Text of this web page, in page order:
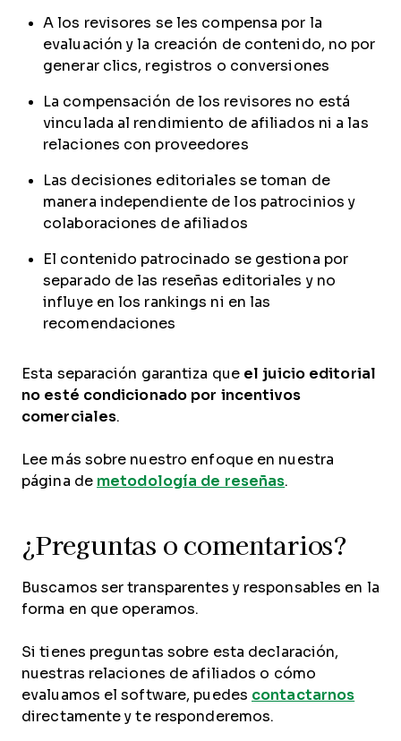
A los revisores se les compensa por la
evaluación y la creación de contenido, no por
generar clics, registros o conversiones
La compensación de los revisores no está
vinculada al rendimiento de afiliados ni a las
relaciones con proveedores
Las decisiones editoriales se toman de
manera independiente de los patrocinios y
colaboraciones de afiliados
El contenido patrocinado se gestiona por
separado de las reseñas editoriales y no
influye en los rankings ni en las
recomendaciones
Esta separación garantiza que el juicio editorial
no esté condicionado por incentivos
comerciales.
Lee más sobre nuestro enfoque en nuestra
página de metodología de reseñas.
¿Preguntas o comentarios?
Buscamos ser transparentes y responsables en la
forma en que operamos.
Si tienes preguntas sobre esta declaración,
nuestras relaciones de afiliados o cómo
evaluamos el software, puedes contactarnos
directamente y te responderemos.